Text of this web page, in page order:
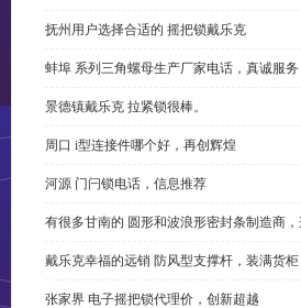
抚州用户选择合适的 摇把锁戴乐克
蚌埠 系列三角螺母生产厂家电话，真诚服务
景德镇戴乐克 拉紧锁很棒。
周口 i型连接件哪个好，再创辉煌
河源 门闩锁电话，信息推荐
有很多甘南的 圆形和波浪形密封条制造商
戴乐克幸福的远销 防风型支撑杆，装满货柜
张家界 电子摇把锁代理价，创新超越